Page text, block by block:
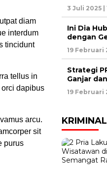
diam
interdum
tincidunt
tellus in
orci dapibus
arcu.
sit
purus
3 Juli 2025 |
Ini Dia
dengan
19 Februari
Strategi
Ganjar
19 Februari
KRIMINAL